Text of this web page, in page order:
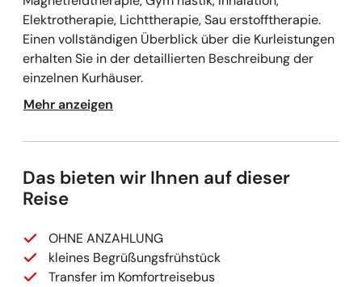
Elektrotherapie, Lichttherapie, Sau erstofftherapie.
Einen vollständigen Überblick über die Kurleistungen
erhalten Sie in der detaillierten Beschreibung der
einzelnen Kurhäuser.
Mehr anzeigen
Das bieten wir Ihnen auf dieser
Reise
OHNE ANZAHLUNG
kleines Begrüßungsfrühstück
Transfer im Komfortreisebus